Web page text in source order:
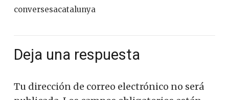
conversesacatalunya
Deja una respuesta
Tu dirección de correo electrónico no será